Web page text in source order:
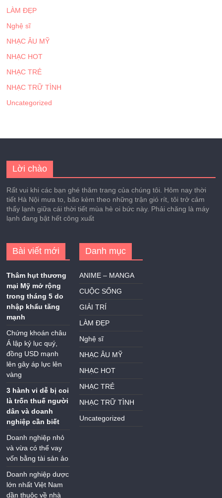
LÀM ĐẸP
Nghệ sĩ
NHẠC ÂU MỸ
NHẠC HOT
NHẠC TRẺ
NHẠC TRỮ TÌNH
Uncategorized
Lời chào
Rất vui khi các bạn ghé thăm trang của chúng tôi. Hôm nay thời
tiết Hà Nội mưa to, bão kèm theo những trận gió rít, tôi trở cảm
thấy lạnh giữa cái thời tiết mùa hè oi bức này. Phải chăng là máy
lạnh đang bật hết công xuất
Bài viết mới
Thâm hụt thương
mại Mỹ mở rộng
trong tháng 5 do
nhập khẩu tăng
mạnh
Chứng khoán châu
Á lập kỷ lục quý,
đồng USD mạnh
lên gây áp lực lên
vàng
3 hành vi dễ bị coi
là trốn thuế người
dân và doanh
nghiệp cần biết
Doanh nghiệp nhỏ
và vừa có thể vay
vốn bằng tài sản ảo
Doanh nghiệp dược
lớn nhất Việt Nam
dần thuộc về nhà
Danh mục
ANIME – MANGA
CUỘC SỐNG
GIẢI TRÍ
LÀM ĐẸP
Nghệ sĩ
NHẠC ÂU MỸ
NHẠC HOT
NHẠC TRẺ
NHẠC TRỮ TÌNH
Uncategorized